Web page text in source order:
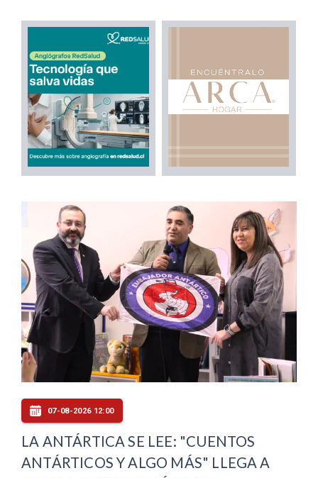
07-08-2026 12:00
LA ANTÁRTICA SE LEE: "CUENTOS
ANTÁRTICOS Y ALGO MÁS" LLEGA A